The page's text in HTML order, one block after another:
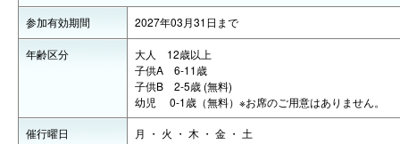
参加有効期間 2027年03月31日まで
年齢区分
大人 12歳以上
子供A 6-11歳
子供B 2-5歳 (無料)
幼児 0-1歳（無料）※お席のご用意はありません。
催行曜日 月 ・ 火 ・ 木 ・ 金 ・ 土